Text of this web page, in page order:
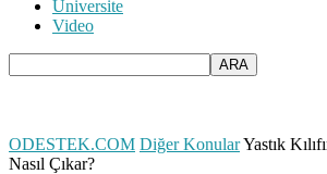
Üniversite
Video
ODESTEK.COM Diğer KonularYastık
Nasıl Çıkar?